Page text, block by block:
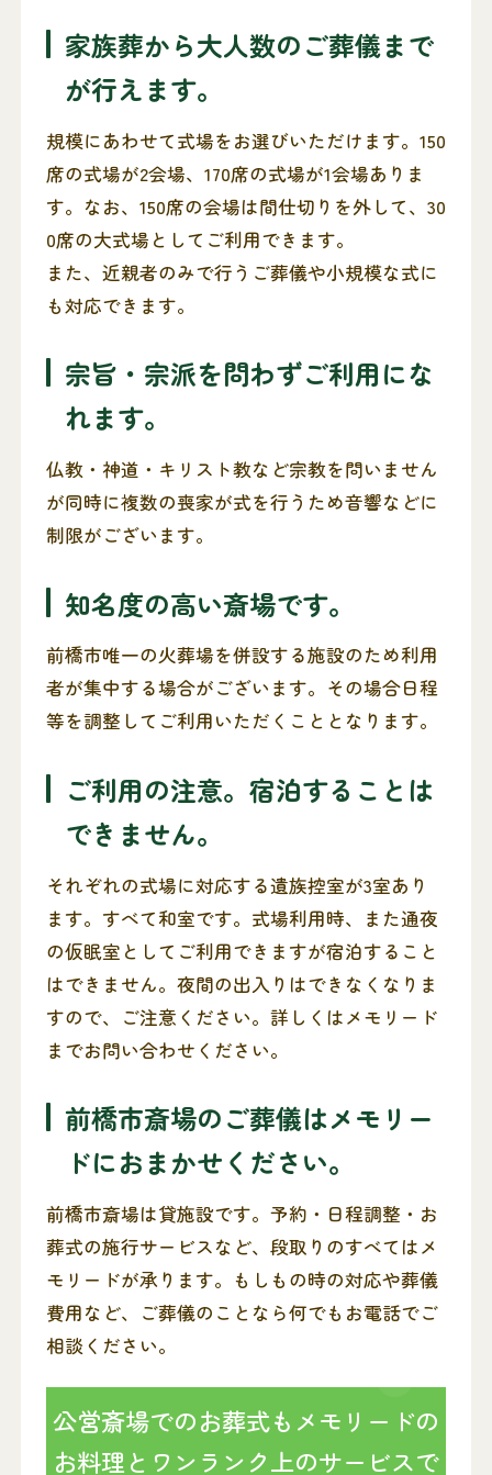
家族葬から大人数のご葬儀まで
が行えます。
規模にあわせて式場をお選びいただけます。150
席の式場が2会場、170席の式場が1会場ありま
す。なお、150席の会場は間仕切りを外して、30
0席の大式場としてご利用できます。
また、近親者のみで行うご葬儀や小規模な式に
も対応できます。
宗旨・宗派を問わずご利用にな
れます。
仏教・神道・キリスト教など宗教を問いません
が同時に複数の喪家が式を行うため音響などに
制限がございます。
知名度の高い斎場です。
前橋市唯一の火葬場を併設する施設のため利用
者が集中する場合がございます。その場合日程
等を調整してご利用いただくこととなります。
ご利用の注意。宿泊することは
できません。
それぞれの式場に対応する遺族控室が3室あり
ます。すべて和室です。式場利用時、また通夜
の仮眠室としてご利用できますが宿泊すること
はできません。夜間の出入りはできなくなりま
すので、ご注意ください。詳しくはメモリード
までお問い合わせください。
前橋市斎場のご葬儀はメモリー
ドにおまかせください。
前橋市斎場は貸施設です。予約・日程調整・お
葬式の施行サービスなど、段取りのすべてはメ
モリードが承ります。もしもの時の対応や葬儀
費用など、ご葬儀のことなら何でもお電話でご
相談ください。
公営斎場でのお葬式もメモリードの
お料理とワンランク上のサービスで